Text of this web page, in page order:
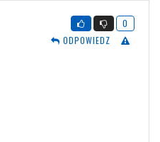
0
ODPOWIEDZ